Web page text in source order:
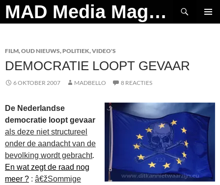
Ga
naar
MAD Media Magazine
Zoeken
FILM,OUD NIEUWS,POLITIEK,VIDEO'S
DEMOCRATIE LOOPT GEVAAR
6 OKTOBER 2007 MADBELLO 8 REACTIES
De Nederlandse
democratie loopt gevaar
als deze niet structureel
onder de aandacht van de
bevolking wordt gebracht.
En wat zegt de raad nog
meer ? : â€žSommige